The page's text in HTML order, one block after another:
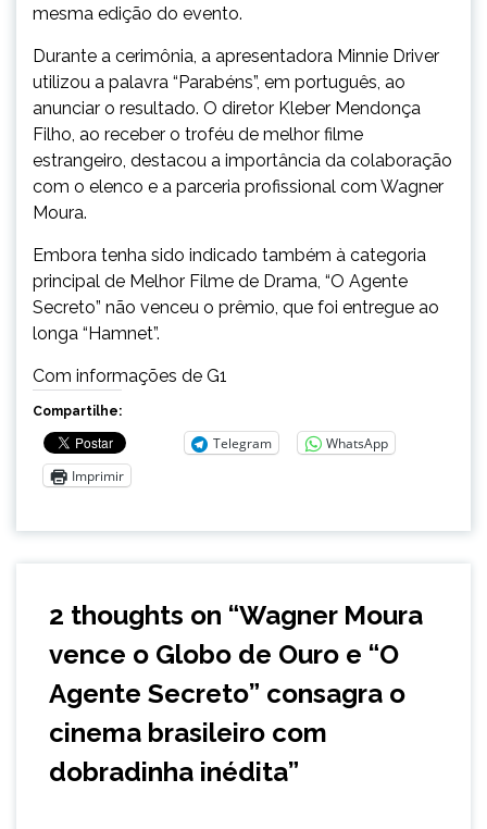
mesma edição do evento.
Durante a cerimônia, a apresentadora Minnie Driver
utilizou a palavra “Parabéns”, em português, ao
anunciar o resultado. O diretor Kleber Mendonça
Filho, ao receber o troféu de melhor filme
estrangeiro, destacou a importância da colaboração
com o elenco e a parceria profissional com Wagner
Moura.
Embora tenha sido indicado também à categoria
principal de Melhor Filme de Drama, “O Agente
Secreto” não venceu o prêmio, que foi entregue ao
longa “Hamnet”.
Com informações de G1
Compartilhe:
Telegram
WhatsApp
Imprimir
2 thoughts on “Wagner Moura
vence o Globo de Ouro e “O
Agente Secreto” consagra o
cinema brasileiro com
dobradinha inédita”